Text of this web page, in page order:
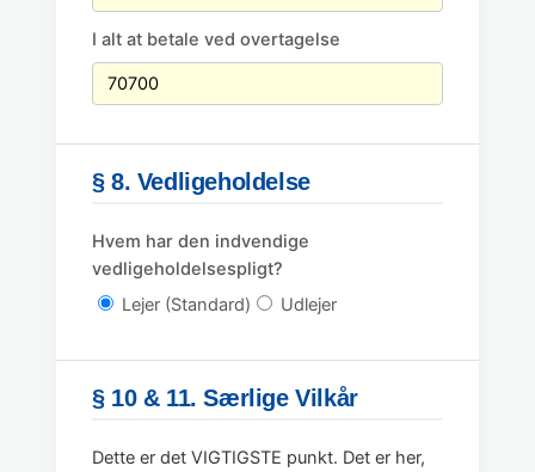
I alt at betale ved overtagelse
§ 8. Vedligeholdelse
Hvem har den indvendige
vedligeholdelsespligt?
Lejer (Standard)
Udlejer
§ 10 & 11. Særlige Vilkår
Dette er det VIGTIGSTE punkt. Det er her,